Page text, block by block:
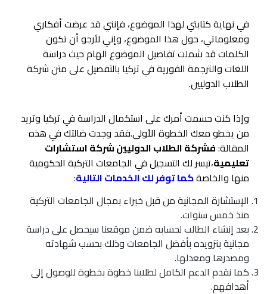
في نهاية كتابتي لهذا الموضوع، فإنني قد عرضت أفكاري
ومعلوماتي، حول هذا الموضوع، وإني لأرجو أن تكون
الكلمات قد شملت تفاصيل الموضوع الهام حيث دراسة
اللغات والترجمة الفورية في تركيا بالتفصيل على متن شركة
الطلاب الدوليين.
وإذا كنت حسمت أمرك على استكمال الدراسة في تركيا وتريد
من يخطو معك الخطوة الأولى.فقد وجدت ضالتك في هذه
المقالة:فشركة الطلاب الدوليين شركة استشارات
تعليمية،تيسر لك التسجيل في الجامعات التركية الحكومية
منها والخاصةكما توفر لك الخدمات التالية:
الإستشارة المجانية من قبل خبراء بمجال الجامعات التركية
منذ خمس سنوات.
بعد إنشاء الطالب لحسابه ضمن موقعنا سيحصل على دراسة
مجانية بتزويده بأفضل الجامعات وذلك بحسب شهادته
ومصدرها ومعدلها.
كما نقدم الدعم الكامل لطلابنا خطوة بخطوة للوصول إلى
أهدافهم.